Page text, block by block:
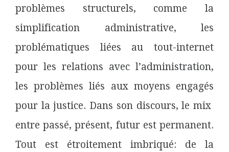
problèmes structurels, comme la
simplification administrative, les
problématiques liées au tout-internet
pour les relations avec l’administration,
les problèmes liés aux moyens engagés
pour la justice. Dans son discours, le mix
entre passé, présent, futur est permanent.
Tout est étroitement imbriqué: de la